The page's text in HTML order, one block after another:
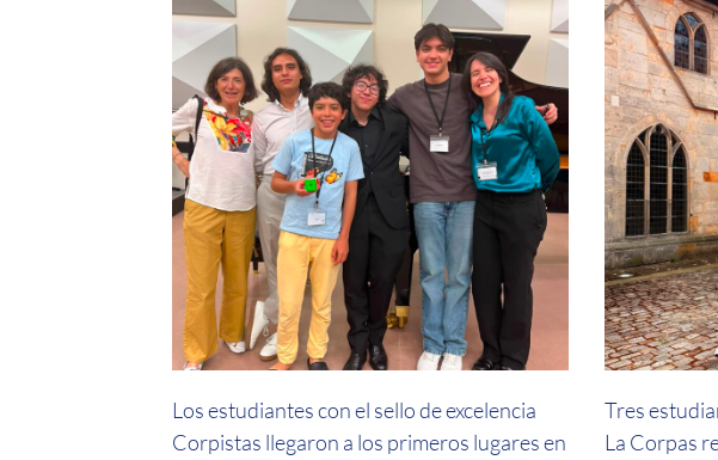
Los estudiantes con el sello de excelencia
Corpistas llegaron a los primeros lugares en
Tres
La Corpas